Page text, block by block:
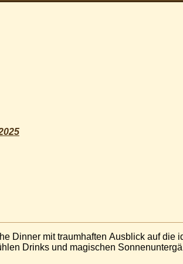
Dinner mit traumhaften Ausblick auf die
Drinks und magischen